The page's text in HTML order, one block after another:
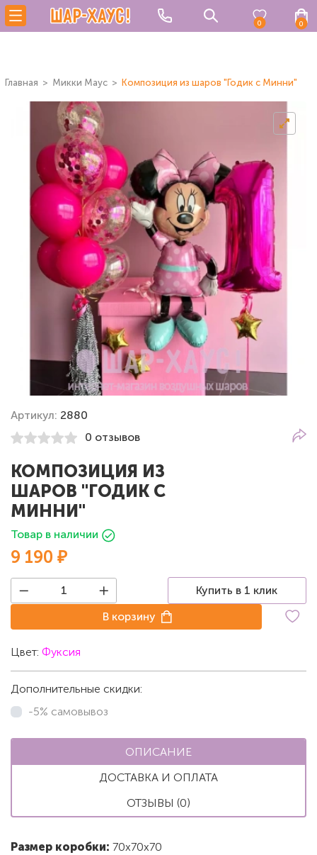
0 0
Главная Микки Маус Композиция из шаров "Годик с Минни"
Артикул: 2880
0 отзывов
КОМПОЗИЦИЯ ИЗ
ШАРОВ "ГОДИК С
МИННИ"
Товар в наличии
9 190 ₽
Купить в 1 клик
В корзину
Цвет: Фуксия
Дополнительные скидки:
-5% самовывоз
ОПИСАНИЕ
ДОСТАВКА И ОПЛАТА
ОТЗЫВЫ (0)
Размер коробки: 70х70х70